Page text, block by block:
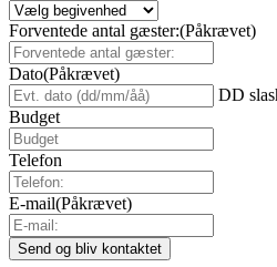
Forventede antal gæster:(Påkrævet)
Dato(Påkrævet)
DD
Budget
Telefon
E-mail(Påkrævet)